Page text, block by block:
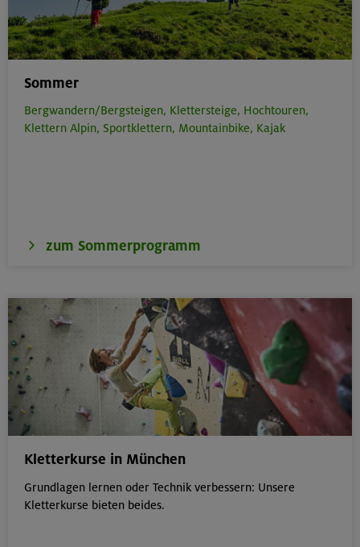
Sommer
Bergwandern/Bergsteigen, Klettersteige, Hochtouren,
Klettern Alpin, Sportklettern, Mountainbike, Kajak
zum Sommerprogramm
Kletterkurse in München
Grundlagen lernen oder Technik verbessern: Unsere
Kletterkurse bieten beides.